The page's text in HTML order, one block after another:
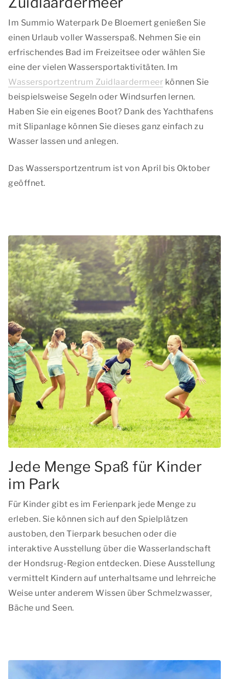
Im Summio Waterpark De Bloemert genießen Sie
einen Urlaub voller Wasserspaß. Nehmen Sie ein
erfrischendes Bad im Freizeitsee oder wählen Sie
eine der vielen Wassersportaktivitäten. Im
Wassersportzentrum Zuidlaardermeer können Sie
beispielsweise Segeln oder Windsurfen lernen.
Haben Sie ein eigenes Boot? Dank des Yachthafens
mit Slipanlage können Sie dieses ganz einfach zu
Wasser lassen und anlegen.
Das Wassersportzentrum ist von April bis Oktober
geöffnet.
Jede Menge Spaß für Kinder
im Park
Für Kinder gibt es im Ferienpark jede Menge zu
erleben. Sie können sich auf den Spielplätzen
austoben, den Tierpark besuchen oder die
interaktive Ausstellung über die Wasserlandschaft
der Hondsrug-Region entdecken. Diese Ausstellung
vermittelt Kindern auf unterhaltsame und lehrreiche
Weise unter anderem Wissen über Schmelzwasser,
Bäche und Seen.